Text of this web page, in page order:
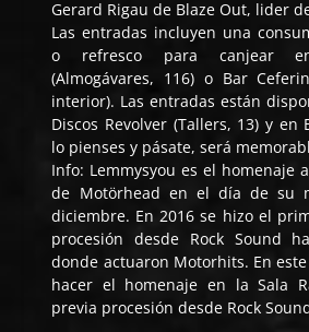
Gerard Rigau de Blaze Out, lider
Las entradas incluyen una
o refresco para canjear
(Almogávares, 116) o Bar
interior). Las entradas están
Discos Revolver (Tallers, 13) y en
lo pienses y pásate, será
Info: Lemmysyou es el homenaje
de Motörhead en el día de su
diciembre. En 2016 se hizo el
procesión desde Rock Sound
donde actuaron Motorhits. En
hacer el homenaje en la Sala
previa procesión desde Rock